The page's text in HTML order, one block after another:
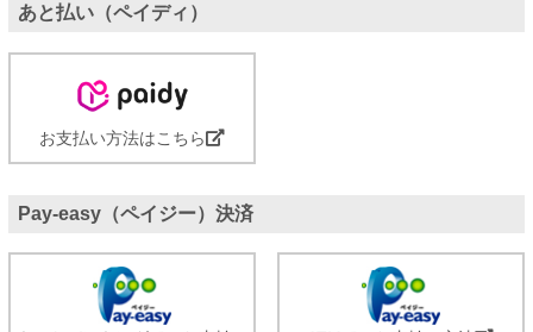
あと払い（ペイディ）
お支払い方法はこちら
Pay-easy（ペイジー）決済